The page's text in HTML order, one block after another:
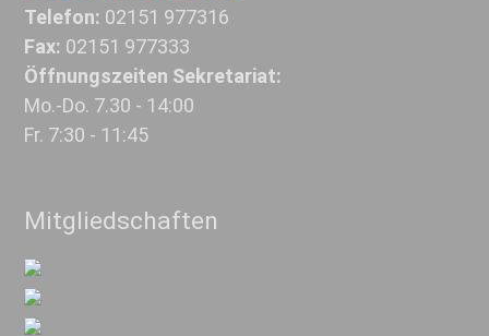
Telefon: 02151 977316
Fax: 02151 977333
Öffnungszeiten Sekretariat:
Mo.-Do. 7.30 - 14:00
Fr. 7:30 - 11:45
Mitgliedschaften